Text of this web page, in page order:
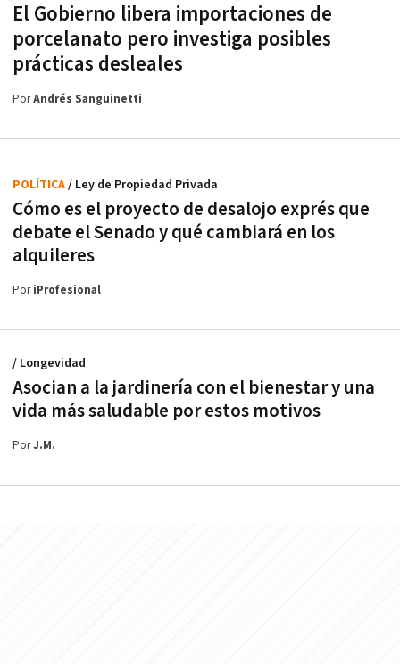
El Gobierno libera importaciones de
porcelanato pero investiga posibles
prácticas desleales
PorAndrés Sanguinetti
Cómo es el proyecto de desalojo exprés que
debate el Senado y qué cambiará en los
alquileres
POLÍTICA/ Ley de Propiedad Privada
PoriProfesional
Asocian a la jardinería con el bienestar y una
vida más saludable por estos motivos
/ Longevidad
PorJ.M.